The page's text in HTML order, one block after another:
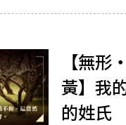
【無形
黃】我
的姓氏